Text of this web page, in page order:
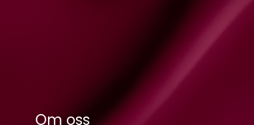
Om oss